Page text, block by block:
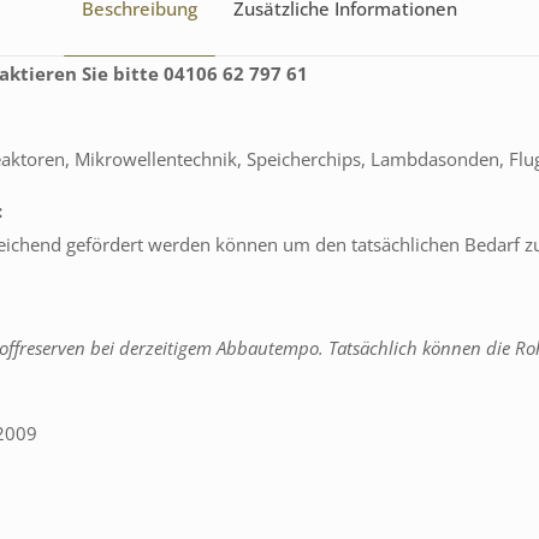
Beschreibung Zusätzliche Informationen
Sie bitte 04106 62 797 61
Mikrowellentechnik, Speicherchips, Lambdasonden,
gefördert werden können um den tatsächlichen Bedarf
bei derzeitigem Abbautempo. Tatsächlich können die